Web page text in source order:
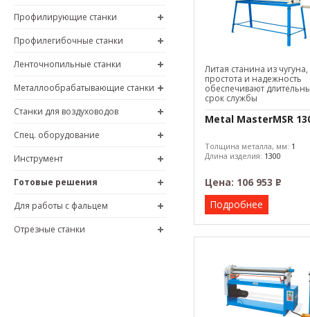
Профилирующие станки
Профилегибочные станки
Ленточнопильные станки
Металлообрабатывающие станки
Станки для воздуховодов
Спец. оборудование
Инструмент
Готовые решения
Для работы с фальцем
Отрезные станки
Литая станина из чугуна,
простота и надежность
обеспечивают
срок службы
Metal MasterMSR
Толщина металла, мм: 1
Длина изделия: 1300
Цена: 106 953 Р
–
Подробнее